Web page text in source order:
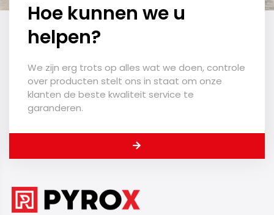
Hoe kunnen we u
helpen?
We zijn erg trots op alles wat we doen, controle
over producten stelt ons in staat om onze
klanten de beste kwaliteit service te
garanderen.